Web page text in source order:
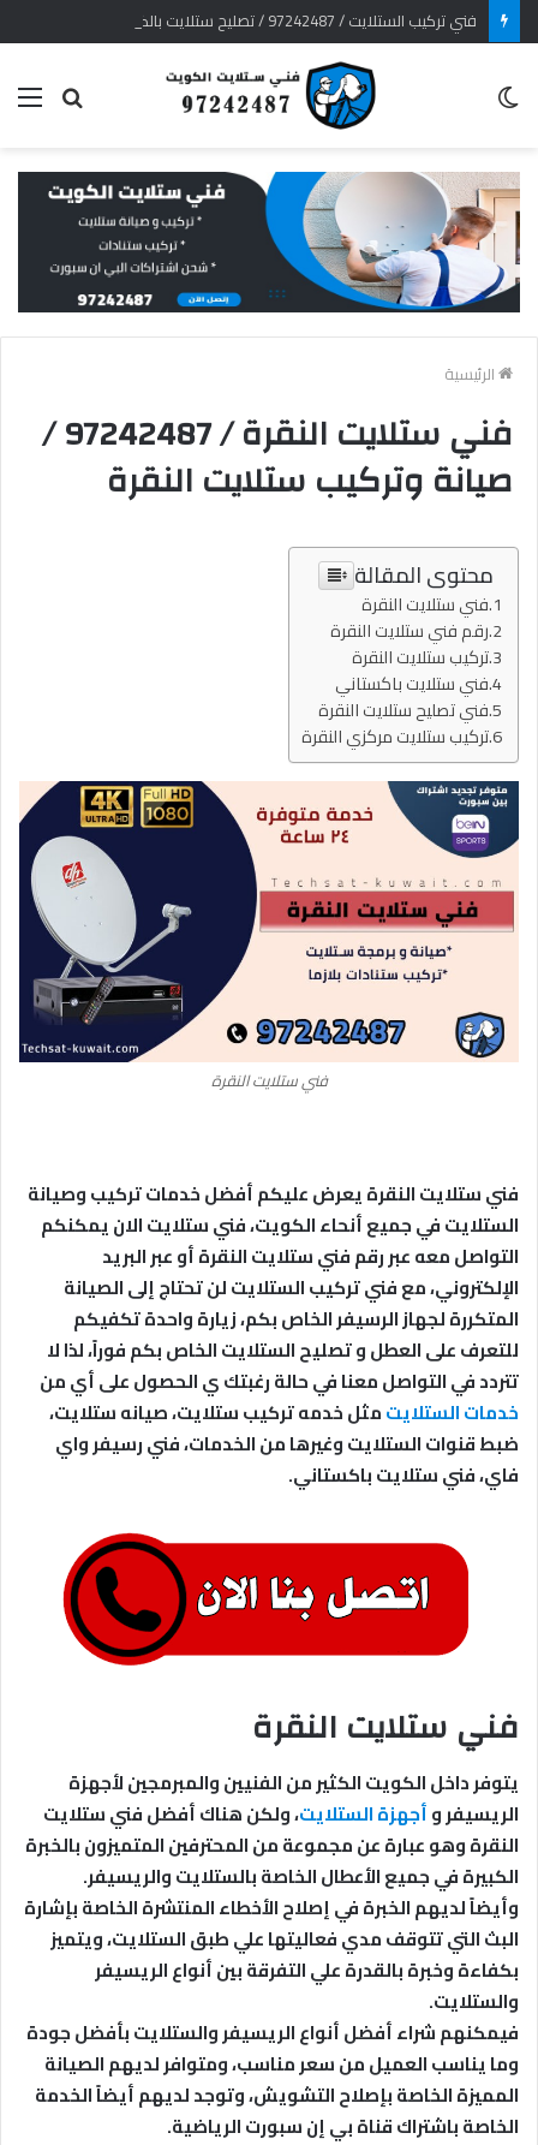
فني تركيب الستلايت / 97242487 / تصليح ستلايت بالكويت
بحث
الرئيسية
فني ستلايت النقرة / 97242487 /
صيانة وتركيب ستلايت النقرة
محتوى المقالة
فني ستلايت النقرة
رقم فني ستلايت النقرة
تركيب ستلايت النقرة
فني ستلايت باكستاني
فني تصليح ستلايت النقرة
تركيب ستلايت مركزي النقرة
فني ستلايت النقرة
فني ستلايت النقرة يعرض عليكم أفضل خدمات تركيب وصيانة
الستلايت في جميع أنحاء الكويت، فني ستلايت الان يمكنكم
التواصل معه عبر رقم فني ستلايت النقرة أو عبر البريد
الإلكتروني، مع فني تركيب الستلايت لن تحتاج إلى الصيانة
المتكررة لجهاز الرسيفر الخاص بكم، زيارة واحدة تكفيكم
للتعرف على العطل و تصليح الستلايت الخاص بكم فوراً، لذا لا
تتردد في التواصل معنا في حالة رغبتك ي الحصول على أي من
خدمات الستلايتمثل خدمه تركيب ستلايت، صيانه ستلايت،
ضبط قنوات الستلايت وغيرها من الخدمات، فني رسيفر واي
فاي، فني ستلايت باكستاني.
فني ستلايت النقرة
يتوفر داخل الكويت الكثير من الفنيين والمبرمجين لأجهزة
الريسيفر وأجهزة الستلايت، ولكن هناك أفضل فني ستلايت
النقرة وهو عبارة عن مجموعة من المحترفين المتميزون بالخبرة
الكبيرة في جميع الأعطال الخاصة بالستلايت والريسيفر.
وأيضاً لديهم الخبرة في إصلاح الأخطاء المنتشرة الخاصة بإشارة
البث التي تتوقف مدي فعاليتها علي طبق الستلايت، ويتميز
بكفاءة وخبرة بالقدرة علي التفرقة بين أنواع الريسيفر
والستلايت.
فيمكنهم شراء أفضل أنواع الريسيفر والستلايت بأفضل جودة
وما يناسب العميل من سعر مناسب، ومتوافر لديهم الصيانة
المميزة الخاصة بإصلاح التشويش، وتوجد لديهم أيضاً الخدمة
الخاصة باشتراك قناة بي إن سبورت الرياضية.